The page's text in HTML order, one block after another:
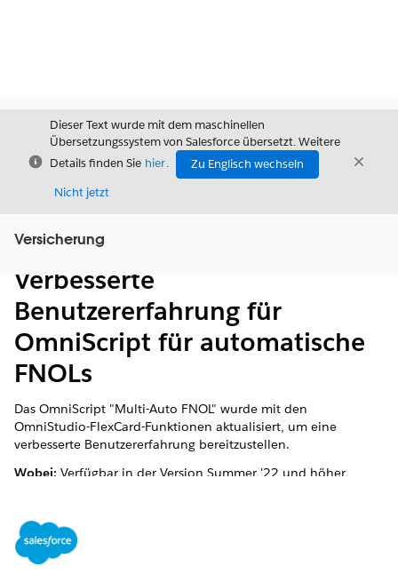
Schließen
Dieser Text wurde mit dem maschinellen
Übersetzungssystem von Salesforce übersetzt. Weitere
Details finden Sie hier.
Zu Englisch wechseln
Nicht jetzt
VersicherungInhalt anzeigen
Inhalt
Verbesserte
Benutzererfahrung für
OmniScript für automatische
FNOLs
Das OmniScript "Multi-Auto FNOL" wurde mit den
OmniStudio-FlexCard-Funktionen aktualisiert, um eine
verbesserte Benutzererfahrung bereitzustellen.
Wobei: Verfügbar in der Version Summer '22 und höher
Nutzung im OmniScript zusammen mit unseren OOTB-
Services, um Funktionen im Backend auszuführen.
Wie:Diese Funktion wird in der Organisation "Application